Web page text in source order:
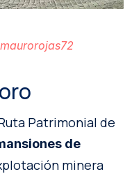
Patrimonial de
de
minera